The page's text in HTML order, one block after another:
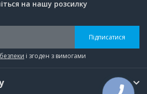
на нашу розсилку
Підписатися
і згоден з вимогами